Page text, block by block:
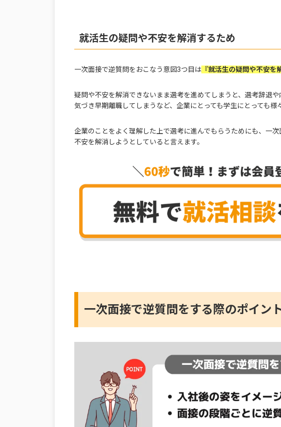
就活生の疑問や不安を解消するため
一次面接で逆質問をおこなう意図3つ目は 『就活生の疑問や不安を
疑問や不安を解消できないまま選考を進めてしまうと、選考辞退
気づき早期離職してしまうなど、企業にとっても学生にとっても様
企業のことをよく理解した上で選考に進んでもらうためにも、一
不安を解消しようとしていると言えます。
一次面接で逆質問をする際のポイン